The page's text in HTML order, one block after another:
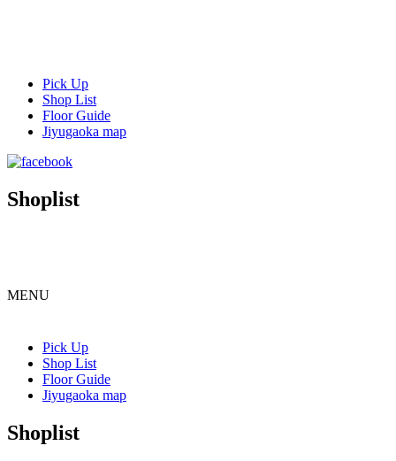
Pick Up
Shop List
Floor Guide
Jiyugaoka map
Shoplist
MENU
Pick Up
Shop List
Floor Guide
Jiyugaoka map
Shoplist